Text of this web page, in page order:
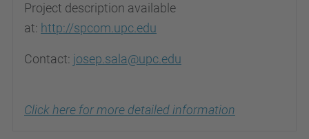
Project description available
at: http://spcom.upc.edu
Contact: josep.sala@upc.edu
Click here for more detailed information